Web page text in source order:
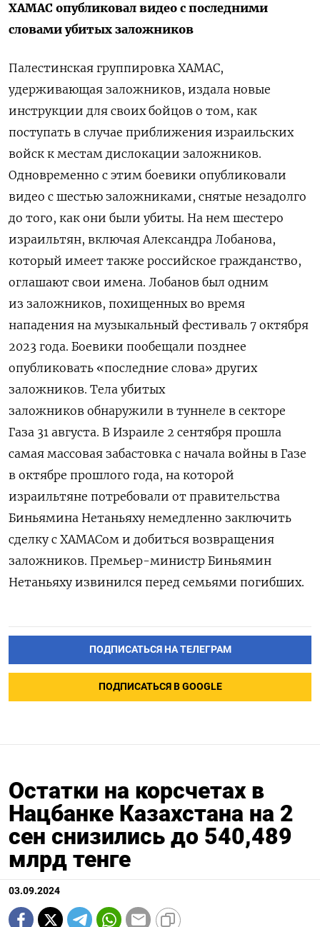
ХАМАС опубликовал видео с последними
словами убитых заложников
Палестинская группировка ХАМАС,
удерживающая заложников, издала новые
инструкции для своих бойцов о том, как
поступать в случае приближения израильских
войск к местам дислокации заложников.
Одновременно с этим боевики опубликовали
видео с шестью заложниками, снятые незадолго
до того, как они были убиты. На нем шестеро
израильтян, включая Александра Лобанова,
который имеет также российское гражданство,
оглашают свои имена. Лобанов был одним
из заложников, похищенных во время
нападения на музыкальный фестиваль 7 октября
2023 года. Боевики пообещали позднее
опубликовать «последние слова» других
заложников. Тела убитых
заложников обнаружили в туннеле в секторе
Газа 31 августа. В Израиле 2 сентября прошла
самая массовая забастовка с начала войны в Газе
в октябре прошлого года, на которой
израильтяне потребовали от правительства
Биньямина Нетаньяху немедленно заключить
сделку с ХАМАСом и добиться возвращения
заложников. Премьер-министр Биньямин
Нетаньяху извинился перед семьями погибших.
ПОДПИСАТЬСЯ НА ТЕЛЕГРАМ
ПОДПИСАТЬСЯ В GOOGLE
Остатки на корсчетах в
Нацбанке Казахстана на 2
сен снизились до 540,489
млрд тенге
03.09.2024